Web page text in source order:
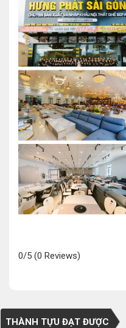
0/5 (0 Reviews)
THÀNH TỰU ĐẠT ĐƯỢC